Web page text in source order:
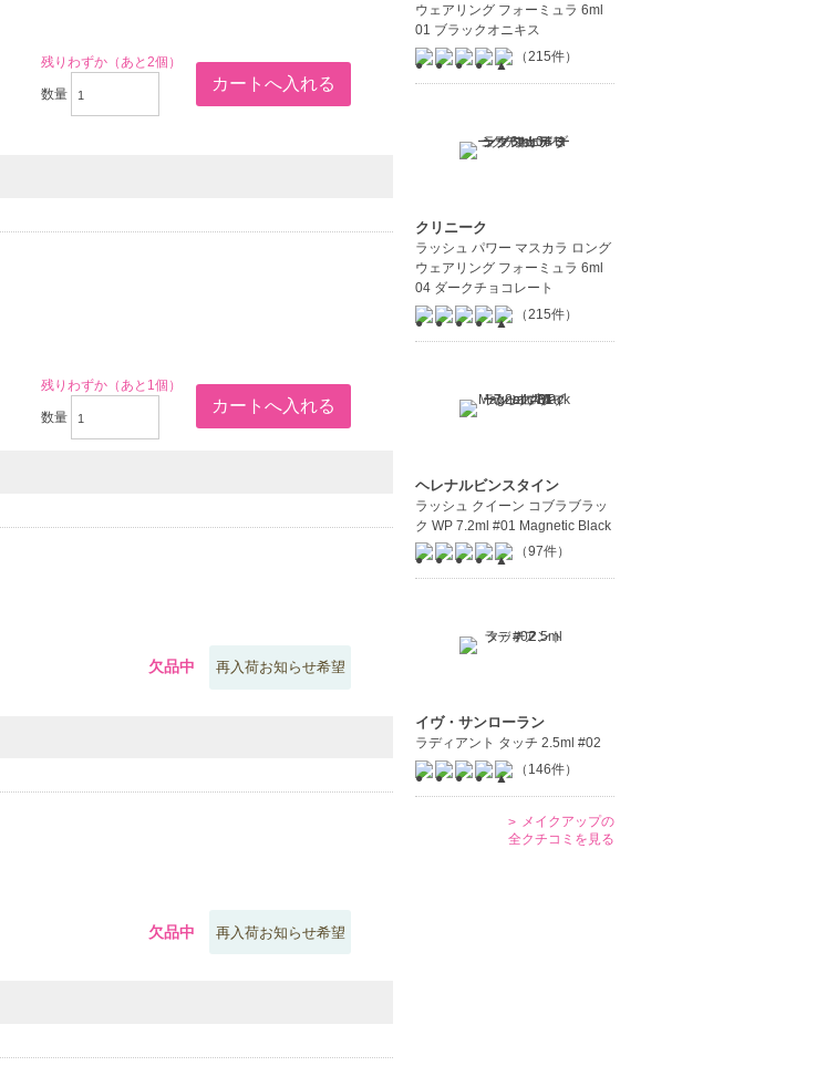
残りわずか（あと2個）
数量
残りわずか（あと1個）
数量
欠品中 再入荷お知らせ希望
欠品中 再入荷お知らせ希望
ウェアリング フォーミュラ 6ml
01 ブラックオニキス
（215件）
クリニーク
ラッシュ パワー マスカラ ロング
ウェアリング フォーミュラ 6ml
04 ダークチョコレート
（215件）
ヘレナルビンスタイン
ラッシュ クイーン コブラブラッ
ク WP 7.2ml #01 Magnetic Black
（97件）
イヴ・サンローラン
ラディアント タッチ 2.5ml #02
（146件）
メイクアップの
全クチコミを見る